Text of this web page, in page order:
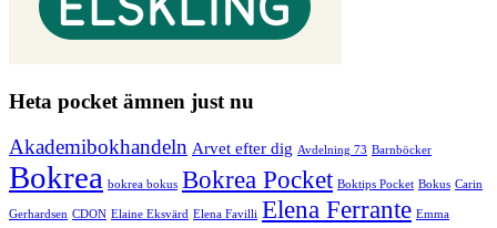
Heta pocket ämnen just nu
Akademibokhandeln Arvet efter dig Avdelning 73 Barnböcker
Bokrea bokrea bokus Bokrea Pocket Boktips Pocket Bokus Carin
Gerhardsen CDON Elaine Eksvärd Elena Favilli Elena Ferrante Emma